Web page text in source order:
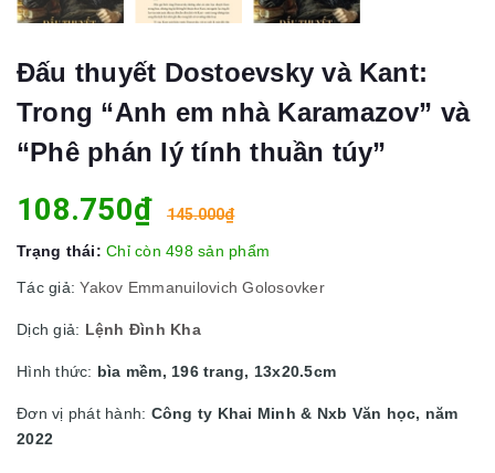
Đấu thuyết Dostoevsky và Kant:
Trong “Anh em nhà Karamazov” và
“Phê phán lý tính thuần túy”
108.750₫ 145.000₫
Trạng thái: Chỉ còn 498 sản phẩm
Tác giả:Yakov Emmanuilovich Golosovker
Dịch giả: Lệnh Đình Kha
Hình thức: bìa mềm, 196 trang, 13x20.5cm
Đơn vị phát hành: Công ty Khai Minh & Nxb Văn học, năm
2022